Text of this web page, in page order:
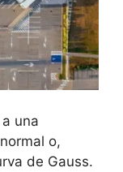
una
o,
de Gauss.